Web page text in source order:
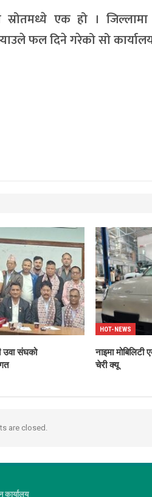
स्रोतमध्ये एक हो ।
फल दिने गरेको सो
उवा संघको
HOT-NEWS
नाइमा मोबिलिटी
चेरी क्यू
are closed.
कार्यालय